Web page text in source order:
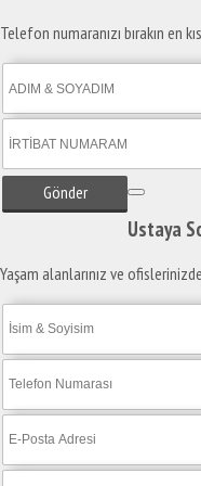
Telefon numaranızı bırakın en
Gönder
Ustaya
Yaşam alanlarınız ve